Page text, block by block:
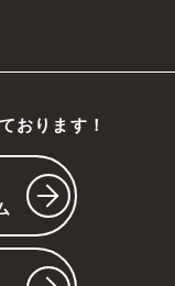
おります！